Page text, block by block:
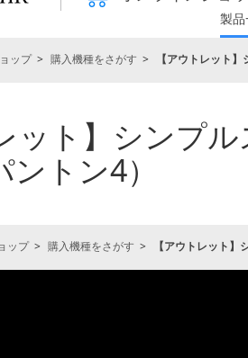
製
ップ 購入機種をさがす 【アウトレット
ット】シンプ
トン4）
ップ 購入機種をさがす 【アウトレット